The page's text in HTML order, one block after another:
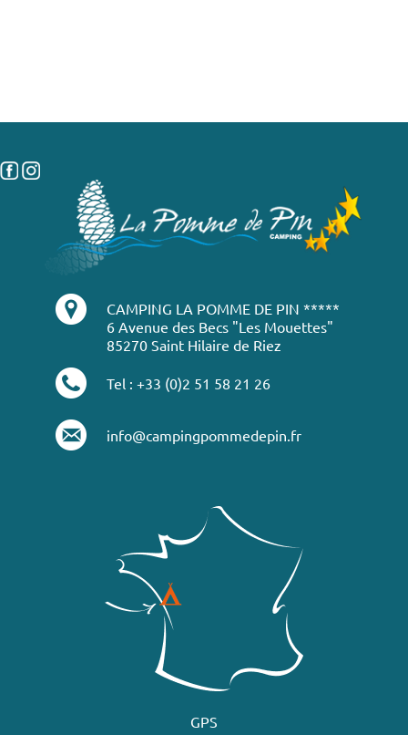
CAMPING LA POMME DE PIN *****
6 Avenue des Becs "Les Mouettes"
85270 Saint Hilaire de Riez
Tel : +33 (0)2 51 58 21 26
info@campingpommedepin.fr
GPS